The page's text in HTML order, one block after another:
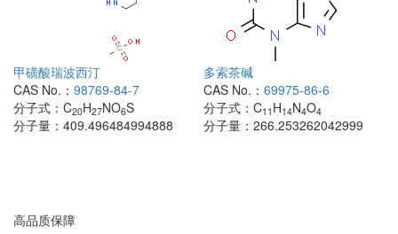
甲磺酸瑞波西汀
CAS No.： 98769-84-7
分子式： C20H27NO6S
分子量： 409.496484994888
多索茶碱
CAS No.： 69975-86-6
分子式： C11 H14N4O4
分子量： 266.253262042999
高品质保障